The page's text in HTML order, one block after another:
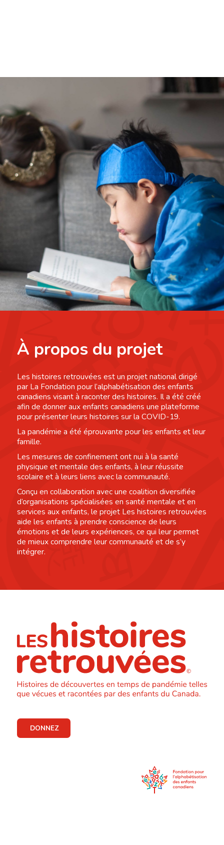
À propos du projet
Les histoires retrouvées est un projet national dirigé
par La Fondation pour l’alphabétisation des enfants
canadiens visant à raconter des histoires. Il a été créé
afin de donner aux enfants canadiens une plateforme
pour présenter leurs histoires sur la COVID-19.
La pandémie a été éprouvante pour les enfants et leur
famille.
Les mesures de confinement ont nui à la santé
physique et mentale des enfants, à leur réussite
scolaire et à leurs liens avec la communauté.
Conçu en collaboration avec une coalition diversifiée
d’organisations spécialisées en santé mentale et en
services aux enfants, le projet Les histoires retrouvées
aide les enfants à prendre conscience de leurs
émotions et de leurs expériences, ce qui leur permet
de mieux comprendre leur communauté et de s’y
intégrer.
DONNEZ